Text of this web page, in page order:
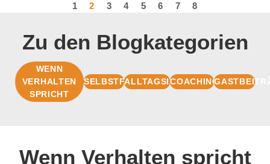
1 2 3 4 5 6 7 8
Zu den Blogkategorien
WENN
VERHALTEN
SPRICHT
SELBSTFÜHRUNGALLTAGSIMPULSECOACHINGBASIS
Wenn Verhalten spricht